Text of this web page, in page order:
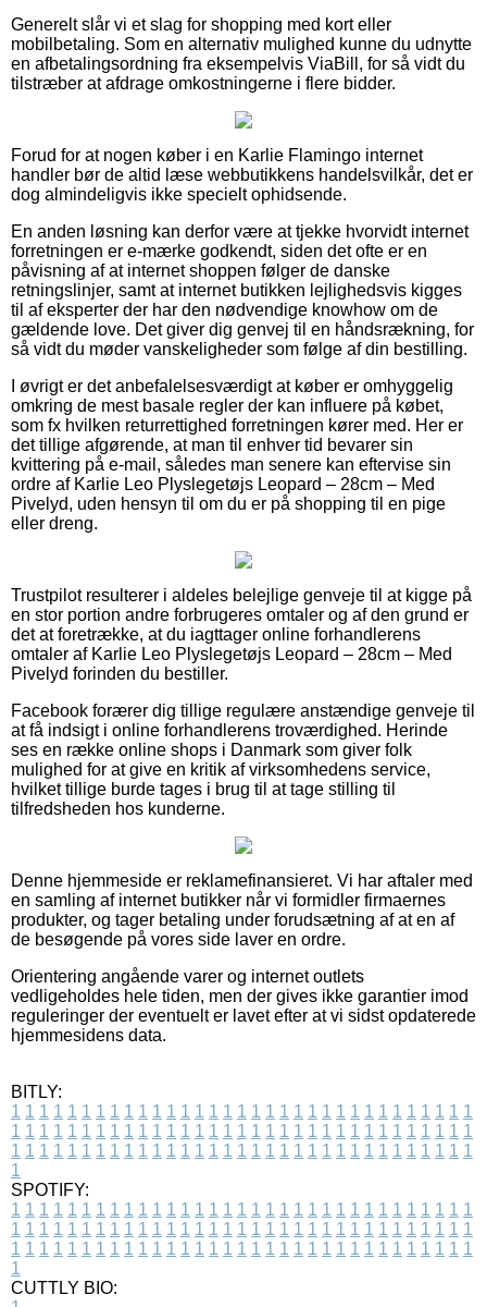
Generelt slår vi et slag for shopping med kort eller
mobilbetaling. Som en alternativ mulighed kunne du udnytte
en afbetalingsordning fra eksempelvis ViaBill, for så vidt du
tilstræber at afdrage omkostningerne i flere bidder.
Forud for at nogen køber i en Karlie Flamingo internet
handler bør de altid læse webbutikkens handelsvilkår, det er
dog almindeligvis ikke specielt ophidsende.
En anden løsning kan derfor være at tjekke hvorvidt internet
forretningen er e-mærke godkendt, siden det ofte er en
påvisning af at internet shoppen følger de danske
retningslinjer, samt at internet butikken lejlighedsvis kigges
til af eksperter der har den nødvendige knowhow om de
gældende love. Det giver dig genvej til en håndsrækning, for
så vidt du møder vanskeligheder som følge af din bestilling.
I øvrigt er det anbefalelsesværdigt at køber er omhyggelig
omkring de mest basale regler der kan influere på købet,
som fx hvilken returrettighed forretningen kører med. Her er
det tillige afgørende, at man til enhver tid bevarer sin
kvittering på e-mail, således man senere kan eftervise sin
ordre af Karlie Leo Plyslegetøjs Leopard – 28cm – Med
Pivelyd, uden hensyn til om du er på shopping til en pige
eller dreng.
Trustpilot resulterer i aldeles belejlige genveje til at kigge på
en stor portion andre forbrugeres omtaler og af den grund er
det at foretrække, at du iagttager online forhandlerens
omtaler af Karlie Leo Plyslegetøjs Leopard – 28cm – Med
Pivelyd forinden du bestiller.
Facebook forærer dig tillige regulære anstændige genveje til
at få indsigt i online forhandlerens troværdighed. Herinde
ses en række online shops i Danmark som giver folk
mulighed for at give en kritik af virksomhedens service,
hvilket tillige burde tages i brug til at tage stilling til
tilfredsheden hos kunderne.
Denne hjemmeside er reklamefinansieret. Vi har aftaler med
en samling af internet butikker når vi formidler firmaernes
produkter, og tager betaling under forudsætning af at en af
de besøgende på vores side laver en ordre.
Orientering angående varer og internet outlets
vedligeholdes hele tiden, men der gives ikke garantier imod
reguleringer der eventuelt er lavet efter at vi sidst opdaterede
hjemmesidens data.
BITLY:
1 1 1 1 1 1 1 1 1 1 1 1 1 1 1 1 1 1 1 1 1 1 1 1 1 1 1 1 1 1 1 1 1
1 1 1 1 1 1 1 1 1 1 1 1 1 1 1 1 1 1 1 1 1 1 1 1 1 1 1 1 1 1 1 1 1
1 1 1 1 1 1 1 1 1 1 1 1 1 1 1 1 1 1 1 1 1 1 1 1 1 1 1 1 1 1 1 1 1
1
SPOTIFY:
1 1 1 1 1 1 1 1 1 1 1 1 1 1 1 1 1 1 1 1 1 1 1 1 1 1 1 1 1 1 1 1 1
1 1 1 1 1 1 1 1 1 1 1 1 1 1 1 1 1 1 1 1 1 1 1 1 1 1 1 1 1 1 1 1 1
1 1 1 1 1 1 1 1 1 1 1 1 1 1 1 1 1 1 1 1 1 1 1 1 1 1 1 1 1 1 1 1 1
1
CUTTLY BIO: